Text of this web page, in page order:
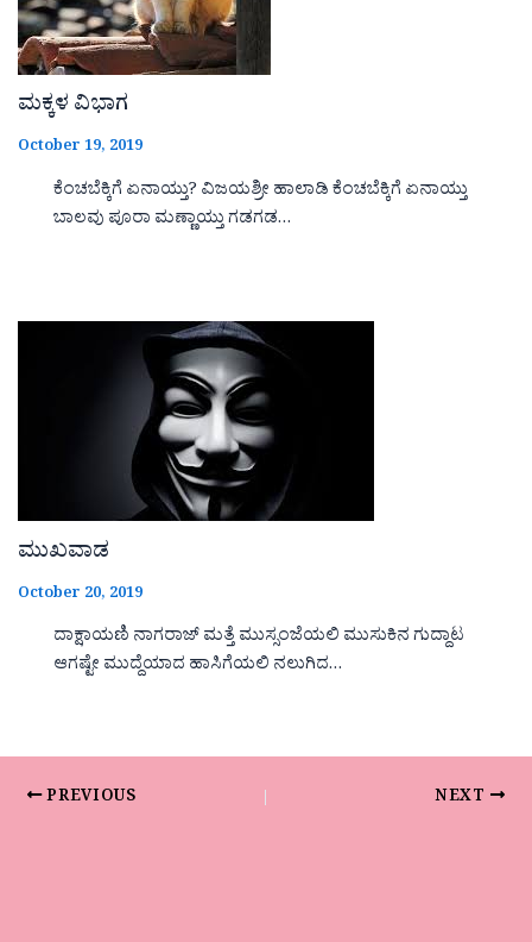
ಮಕ್ಕಳ ವಿಭಾಗ
October 19, 2019
ಕೆಂಚಬೆಕ್ಕಿಗೆ ಏನಾಯ್ತು? ವಿಜಯಶ್ರೀ ಹಾಲಾಡಿ ಕೆಂಚಬೆಕ್ಕಿಗೆ ಏನಾಯ್ತು
ಬಾಲವು ಪೂರಾ ಮಣ್ಣಾಯ್ತು ಗಡಗಡ…
ಮುಖವಾಡ
October 20, 2019
ದಾಕ್ಷಾಯಣಿ ನಾಗರಾಜ್ ಮತ್ತೆ ಮುಸ್ಸಂಜೆಯಲಿ ಮುಸುಕಿನ ಗುದ್ದಾಟ
ಆಗಷ್ಟೇ ಮುದ್ದೆಯಾದ ಹಾಸಿಗೆಯಲಿ ನಲುಗಿದ…
PREVIOUS NEXT